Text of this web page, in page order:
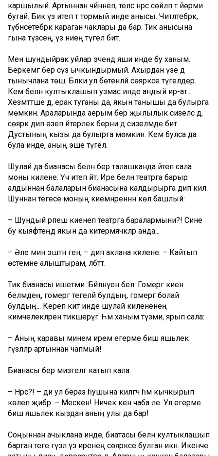
каршылый. Артыннан чәйнәнеп, теләсә нәрсә сөйләп тә йөрми
бугай. Бик үз итеп тә тормый инде анысы. Читләтебрәк,
түбәнсетебрәк караган чаклары да бар. Тик анысына
гына түзәсең, үз әниең түгел бит.
Менә шундыйрак уйлар эчендә яши инде бу ханым.
Беркемгә бер сүз ычкындырмый. Ахырдан үзе дә
тынычлана төшә. Бәлки ул бөтенләй сөяркәсе түгелдер.
Кем белән култыклашып узмас инде андый ир-ат...
Хезмәттәше дә, ерак туганы да, якын танышы да булырга
мөмкин. Араларында аерым бер җылылык сизелсә дә,
сөяркә дип өзеп әйтерлек берни дә сизелмәде бит.
Дустының кызы да булырга мөмкин. Кем булса да
була инде, аның эше түгел.
Шулай да бианасы белән бер талашканда әйтеп сала
моны килене. Үч итеп әйтә. Ире белән театрга барыр
алдыннан балаларын бианасына калдырырга дип килә.
Шуннан тегесе моның киемнәреннән көлә башлый:
– Шундый әрпеш киенеп театрга баралармыни?! Сине
бу кыяфәтеңдә якын да китермәячәкләр анда...
– Әле мин эштән генә, – дип аклана килене. – Кайтып
өстемне алыштырам, әлбәттә.
Тик бианасы ишетми. Бәйләнүен белә. Гомергә киенә
белмәдең, гомергә тегеләй булдың, гомергә болай
булдың... Кереп китә инде шулай килененең
кимчелекләрен тикшерүгә. Һәм ханым түзми, ярып сала:
– Аның каравы минем ирем егерме биш яшьлек
гүзәлләр артыннан чапмый!
Бианасы бер мизгелгә катып кала.
– Нәрсә?! – ди ул бераз һушына килгәч һәм кычкырып
көлеп җибәрә. – Мескен! Ничек кенә чаба әле. Ул егерме
биш яшьлек кыздан аның улы да бар!
Соңыннан ачыклана инде, биатасы белән култыклашып
барган теге гүзәл үз иренең сөяркәсе булган икән. Икенче